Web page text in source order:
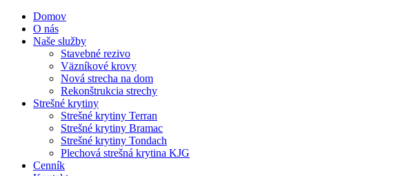
Domov
O nás
Naše služby
Stavebné rezivo
Väzníkové krovy
Nová strecha na dom
Rekonštrukcia strechy
Strešné krytiny
Strešné krytiny Terran
Strešné krytiny Bramac
Strešné krytiny Tondach
Plechová strešná krytina KJG
Cenník